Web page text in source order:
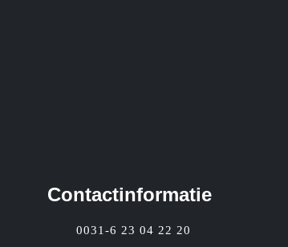
Contactinformatie
0031-6 23 04 22 20